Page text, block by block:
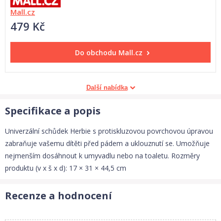
Mall.cz
479 Kč
Do obchodu Mall.cz
Další nabídka
Specifikace a popis
Univerzální schůdek Herbie s protiskluzovou povrchovou úpravou
zabraňuje vašemu dítěti před pádem a uklouznutí se. Umožňuje
nejmenším dosáhnout k umyvadlu nebo na toaletu. Rozměry
produktu (v x š x d): 17 × 31 × 44,5 cm
Recenze a hodnocení